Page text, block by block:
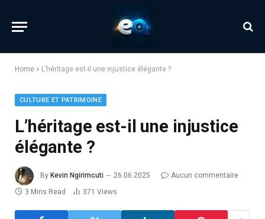
Home » L’héritage est-il une injustice élégante ?
CULTURE ET PATRIMOINE
L’héritage est-il une injustice
élégante ?
By Kevin Ngirimcuti 26.06.2025
Aucun commentaire
3 Mins Read
371 Views